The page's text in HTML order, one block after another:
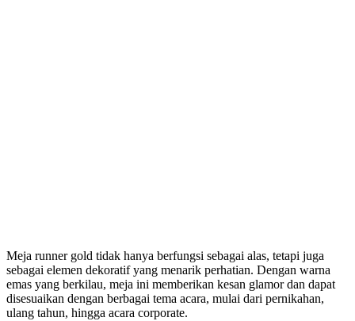
Meja runner gold tidak hanya berfungsi sebagai alas, tetapi juga
sebagai elemen dekoratif yang menarik perhatian. Dengan warna
emas yang berkilau, meja ini memberikan kesan glamor dan dapat
disesuaikan dengan berbagai tema acara, mulai dari pernikahan,
ulang tahun, hingga acara corporate.